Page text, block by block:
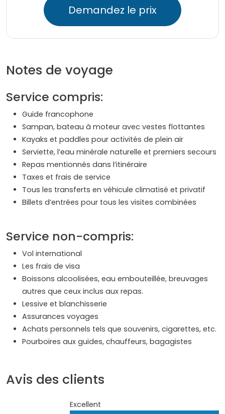
Demandez le prix
Notes de voyage
Service compris:
Guide francophone
Sampan, bateau à moteur avec vestes flottantes
Kayaks et paddles pour activités de plein air
Serviette, l’eau minérale naturelle et premiers secours
Repas mentionnés dans l’itinéraire
Taxes et frais de service
Tous les transferts en véhicule climatisé et privatif
Billets d’entrées pour tous les visites combinées
Service non-compris:
Vol international
Les frais de visa
Boissons alcoolisées, eau embouteillée, breuvages
autres que ceux inclus aux repas.
Lessive et blanchisserie
Assurances voyages
Achats personnels tels que souvenirs, cigarettes, etc.
Pourboires aux guides, chauffeurs, bagagistes
Avis des clients
Excellent